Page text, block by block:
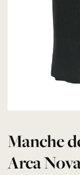
Manche
Arca